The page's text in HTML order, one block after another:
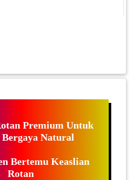
Premium Untuk
Natural
Bertemu Keaslian
Rotan